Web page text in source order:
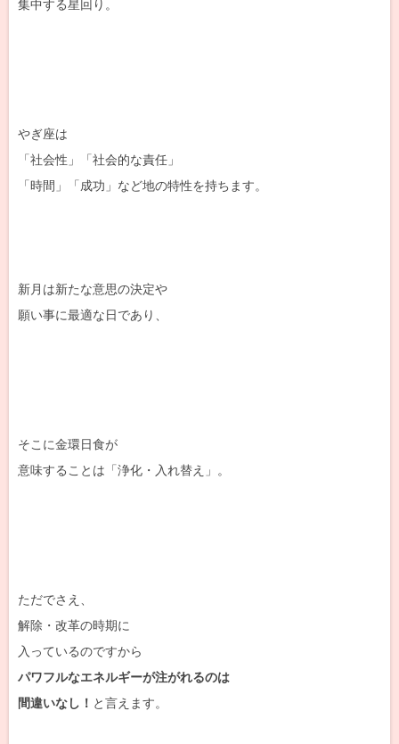
集中する星回り。
やぎ座は
「社会性」「社会的な責任」
「時間」「成功」など地の特性を持ちます。
新月は新たな意思の決定や
願い事に最適な日であり、
そこに金環日食が
意味することは「浄化・入れ替え」。
ただでさえ、
解除・改革の時期に
入っているのですから
パワフルなエネルギーが注がれるのは
間違いなし！ と言えます。